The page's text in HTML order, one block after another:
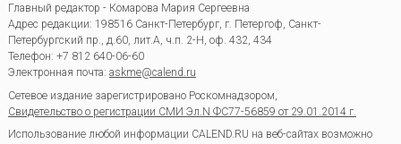
Главный редактор - Комарова Мария Сергеевна
Адрес редакции: 198516 Санкт-Петербург, г. Петергоф, Санкт-
Петербургский пр., д.60, лит.А, ч.п. 2-Н, оф. 432, 434
Телефон: +7 812 640-06-60
Электронная почта: askme@calend.ru
Сетевое издание зарегистрировано Роскомнадзором,
Свидетельство о регистрации СМИ Эл.N ФС77-56859 от 29.01.2014 г.
Использование любой информации CALEND.RU на веб-сайтах возможно